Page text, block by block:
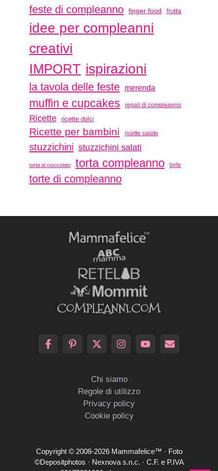
feste di compleanno finger food frutta
idee per compleanni
creativi
IMPORT ispirazioni
la tavola delle feste merenda
muffin e cupcakes regali di compleanno
Ricette ricette dolci
Ricette per bambini ricette salate
stuzzichini stuzzichini salati
torta al cioccolato torta compleanno torte
torte di compleanno
Chi siamo
Regole di utilizzo
Privacy policy
Cookie policy
Copyright © 2008-2026 Mammafelice™ · Foto
©Depositphotos · Nexnova s.n.c. · C.F. e P.IVA